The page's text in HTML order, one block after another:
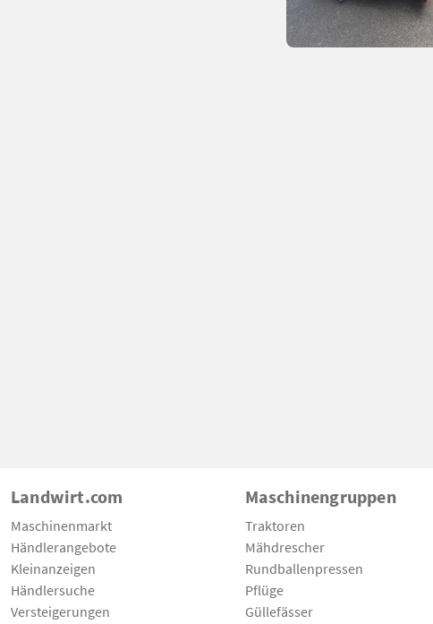
Landwirt.com
Maschinenmarkt
Händlerangebote
Kleinanzeigen
Händlersuche
Versteigerungen
Maschinengruppen
Traktoren
Mähdrescher
Rundballenpressen
Pflüge
Güllefässer